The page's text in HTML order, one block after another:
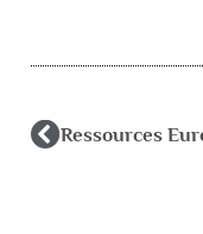
Ressources